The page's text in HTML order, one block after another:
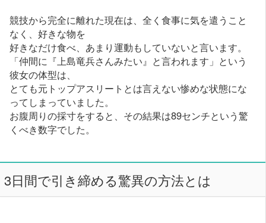
競技から完全に離れた現在は、全く食事に気を遣うこと
なく、好きな物を
好きなだけ食べ、あまり運動もしていないと言います。
「仲間に『上島竜兵さんみたい』と言われます」という
彼女の体型は、
とても元トップアスリートとは言えない惨めな状態にな
ってしまっていました。
お腹周りの採寸をすると、その結果は89センチという驚
くべき数字でした。
3日間で引き締める驚異の方法とは